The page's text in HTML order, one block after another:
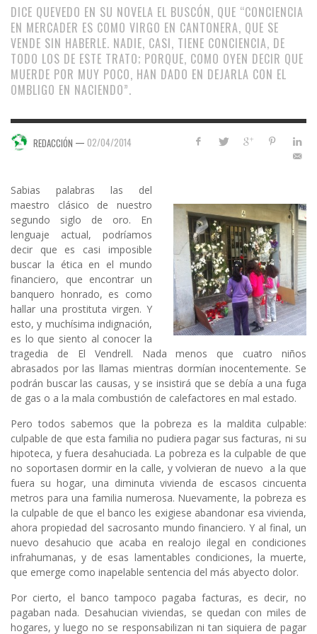
DICE QUEVEDO EN SU NOVELA EL BUSCÓN, QUE “CONCIENCIA
EN MERCADER ES COMO VIRGO EN CANTONERA, QUE SE
VENDE SIN HABERLE. NADIE, CASI, TIENE CONCIENCIA, DE
TODO LOS DE ESTE TRATO; PORQUE, COMO OYEN DECIR QUE
MUERDE POR MUY POCO, HAN DADO EN DEJARLA CON EL
OMBLIGO EN NACIENDO”.
REDACCIÓN — 02/04/2014
Sabias palabras las del
maestro clásico de nuestro
segundo siglo de oro. En
lenguaje actual, podríamos
decir que es casi imposible
buscar la ética en el mundo
financiero, que encontrar un
banquero honrado, es como
hallar una prostituta virgen. Y
esto, y muchísima indignación,
es lo que siento al conocer la
tragedia de El Vendrell. Nada menos que cuatro niños
abrasados por las llamas mientras dormían inocentemente. Se
podrán buscar las causas, y se insistirá que se debía a una fuga
de gas o a la mala combustión de calefactores en mal estado.
Pero todos sabemos que la pobreza es la maldita culpable:
culpable de que esta familia no pudiera pagar sus facturas, ni su
hipoteca, y fuera desahuciada. La pobreza es la culpable de que
no soportasen dormir en la calle, y volvieran de nuevo a la que
fuera su hogar, una diminuta vivienda de escasos cincuenta
metros para una familia numerosa. Nuevamente, la pobreza es
la culpable de que el banco les exigiese abandonar esa vivienda,
ahora propiedad del sacrosanto mundo financiero. Y al final, un
nuevo desahucio que acaba en realojo ilegal en condiciones
infrahumanas, y de esas lamentables condiciones, la muerte,
que emerge como inapelable sentencia del más abyecto dolor.
Por cierto, el banco tampoco pagaba facturas, es decir, no
pagaban nada. Desahucian viviendas, se quedan con miles de
hogares, y luego no se responsabilizan ni tan siquiera de pagar